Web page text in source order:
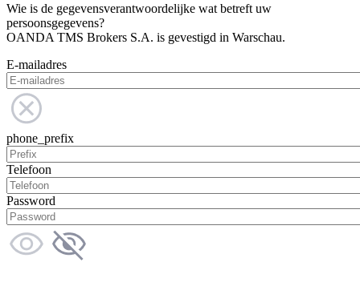
Wie is de gegevensverantwoordelijke wat betreft uw
persoonsgegevens?
OANDA TMS Brokers S.A. is gevestigd in Warschau.
E-mailadres
phone_prefix
Telefoon
Password